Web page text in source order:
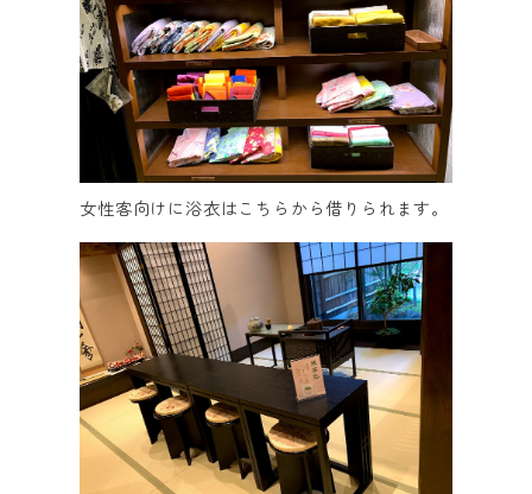
女性客向けに浴衣はこちらから借りられます。